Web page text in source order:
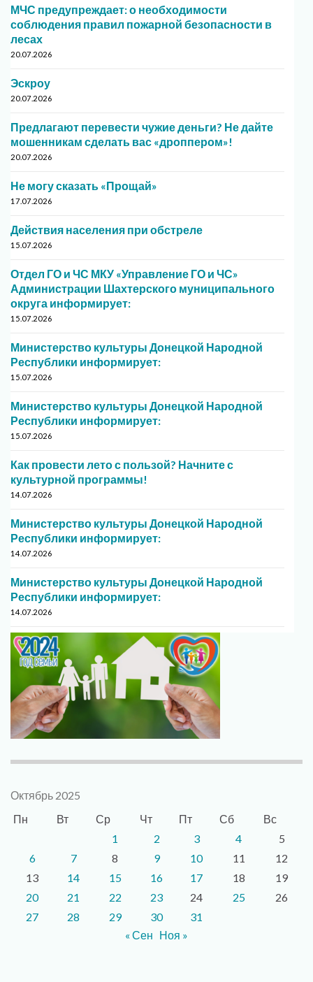
МЧС предупреждает: о необходимости
соблюдения правил пожарной безопасности в
лесах
20.07.2026
Эскроу
20.07.2026
Предлагают перевести чужие деньги? Не дайте
мошенникам сделать вас «дроппером»!
20.07.2026
Не могу сказать «Прощай»
17.07.2026
Действия населения при обстреле
15.07.2026
Отдел ГО и ЧС МКУ «Управление ГО и ЧС»
Администрации Шахтерского муниципального
округа информирует:
15.07.2026
Министерство культуры Донецкой Народной
Республики информирует:
15.07.2026
Министерство культуры Донецкой Народной
Республики информирует:
15.07.2026
Как провести лето с пользой? Начните с
культурной программы!
14.07.2026
Министерство культуры Донецкой Народной
Республики информирует:
14.07.2026
Министерство культуры Донецкой Народной
Республики информирует:
14.07.2026
Октябрь 2025
Пн
Вт Ср Чт Пт Сб
Вс
1
2 3 4
5
6
7 8 9 10 11
12
13
14 15 16 17 18
19
20
21 22 23 24 25
26
27
28 29 30
31
« Сен Ноя »